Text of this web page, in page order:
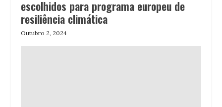
escolhidos para programa europeu de
resiliência climática
Outubro 2, 2024